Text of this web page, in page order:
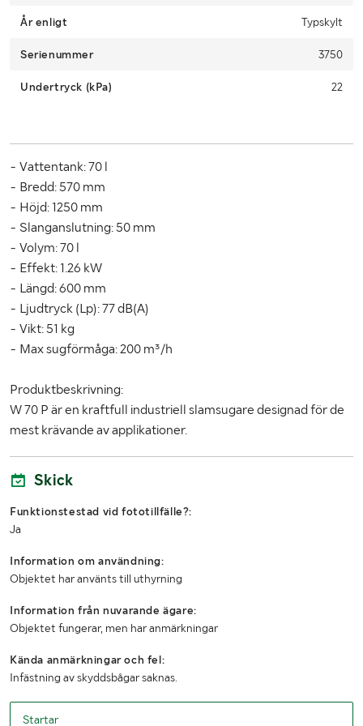
within 12 days from the end of the auction.
År enligt Typskylt
Serienummer 3750
Undertryck (kPa) 22
- Vattentank: 70 l
- Bredd: 570 mm
- Höjd: 1250 mm
- Slanganslutning: 50 mm
- Volym: 70 l
- Effekt: 1.26 kW
- Längd: 600 mm
- Ljudtryck (Lp): 77 dB(A)
- Vikt: 51 kg
- Max sugförmåga: 200 m³/h
Produktbeskrivning:
W 70 P är en kraftfull industriell slamsugare designad för de
mest krävande av applikationer.
Skick
Funktionstestad vid fototillfälle?:
Ja
Information om användning:
Objektet har använts till uthyrning
Information från nuvarande ägare:
Objektet fungerar, men har anmärkningar
Kända anmärkningar och fel:
Infästning av skyddsbågar saknas.
Startar